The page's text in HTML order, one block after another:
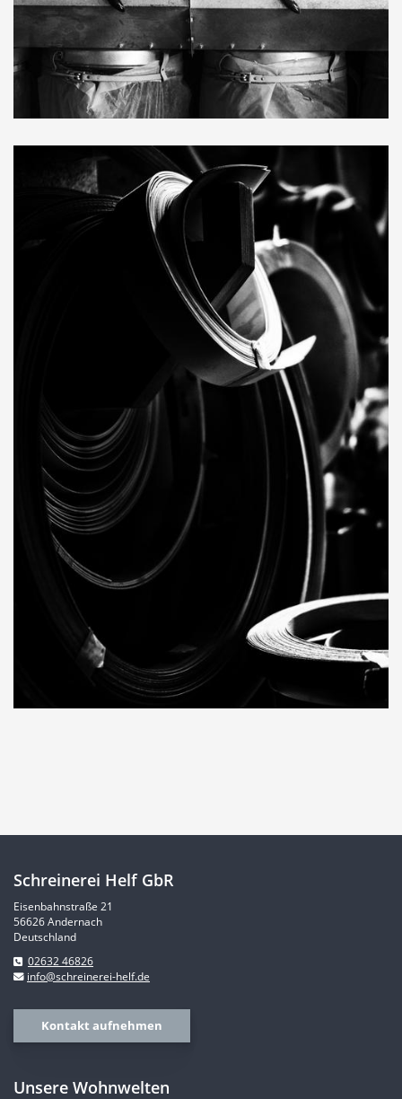
Schreinerei Helf GbR
Eisenbahnstraße 21
56626 Andernach
Deutschland
02632 46826
info@schreinerei-helf.de
Kontakt aufnehmen
Unsere Wohnwelten